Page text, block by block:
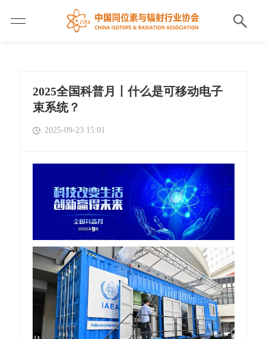
2025全国科普月丨什么是可移动电子
束系统？
2025-09-23 15:01